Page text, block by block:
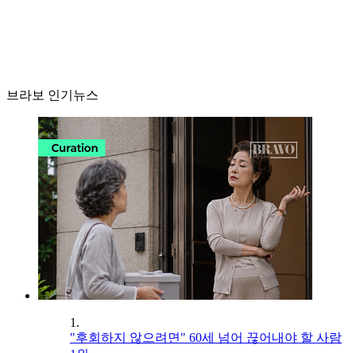
브라보 인기뉴스
1.
"후회하지 않으려면" 60세 넘어 끊어내야 할 사람